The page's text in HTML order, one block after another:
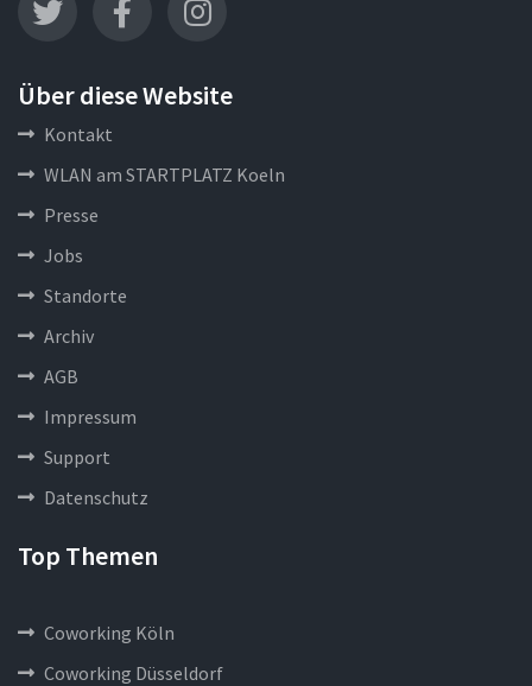
Über diese Website
Kontakt
WLAN am STARTPLATZ Koeln
Presse
Jobs
Standorte
Archiv
AGB
Impressum
Support
Datenschutz
Top Themen
Coworking Köln
Coworking Düsseldorf